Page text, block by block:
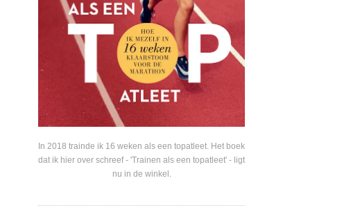
In 2018 trainde ik 16 weken als een topatleet. Het boek
dat ik hier over schreef - 'Trainen als een topatleet' - ligt
nu in de winkel.